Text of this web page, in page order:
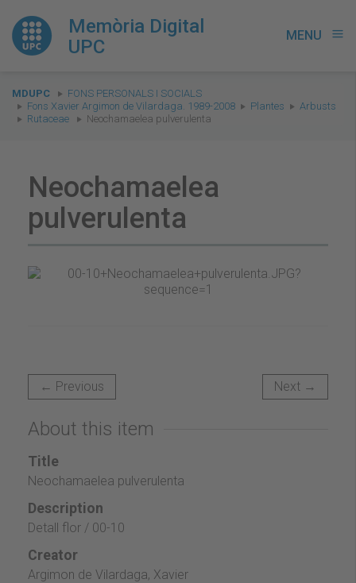
Memòria Digital
UPC
MENU menu
You
are
here:
MDUPC
FONS PERSONALS I SOCIALS
Fons Xavier Argimon de Vilardaga. 1989-2008
Plantes
Arbusts
Rutaceae
Neochamaelea pulverulenta
Neochamaelea
pulverulenta
← Previous Next →
About this item
Title
Neochamaelea pulverulenta
Description
Detall flor / 00-10
Creator
Argimon de Vilardaga, Xavier